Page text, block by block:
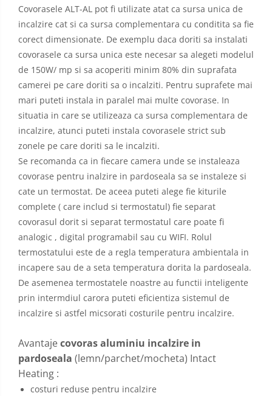
Covorasele ALT-AL pot fi utilizate atat ca sursa unica de
incalzire cat si ca sursa complementara cu conditita sa fie
corect dimensionate. De exemplu daca doriti sa instalati
covorasele ca sursa unica este necesar sa alegeti modelul
de 150W/ mp si sa acoperiti minim 80% din suprafata
camerei pe care doriti sa o incalziti. Pentru suprafete mai
mari puteti instala in paralel mai multe covorase. In
situatia in care se utilizeaza ca sursa complementara de
incalzire, atunci puteti instala covorasele strict sub
zonele pe care doriti sa le incalziti.
Se recomanda ca in fiecare camera unde se instaleaza
covorase pentru inalzire in pardoseala sa se instaleze si
cate un termostat. De aceea puteti alege fie kiturile
complete ( care includ si termostatul) fie separat
covorasul dorit si separat termostatul care poate fi
analogic , digital programabil sau cu WIFI. Rolul
termostatului este de a regla temperatura ambientala in
incapere sau de a seta temperatura dorita la pardoseala.
De asemenea termostatele noastre au functii inteligente
prin intermdiul carora puteti eficientiza sistemul de
incalzire si astfel micsorati costurile pentru incalzire.
Avantajecovoras aluminiu incalzire in
pardoseala (lemn/parchet/mocheta) Intact
Heating :
costuri reduse pentru incalzire